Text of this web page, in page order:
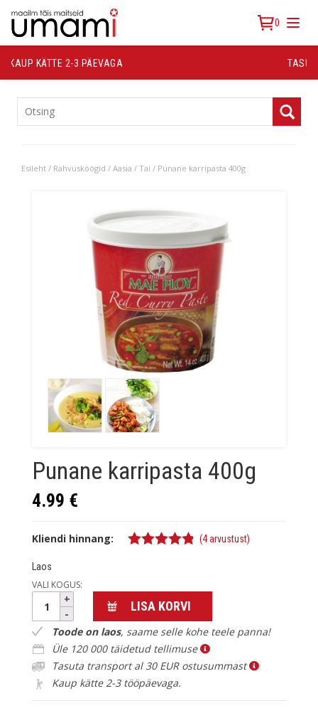
0
TASUTA TRANSPORT ALATES 30 €
TOOTEKATEGOORIAD
Esileht / Rahvusköögid / Aasia / Tai / Punane karripasta 400g
Punane karripasta 400g
4.99 €
Kliendi hinnang: (4arvustust)
Laos
VALI KOGUS:
karripasta
400g
LISA KORVI
Toode on laos, saame selle kohe teele panna!
Üle 120 000 täidetud tellimuse
Tasuta transport al 30 EUR ostusummast
Kaup kätte 2-3 tööpäevaga.